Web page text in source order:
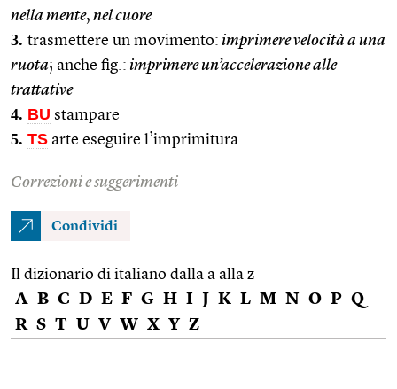
nella mente, nel cuore
3. trasmettere un movimento: imprimere velocità a una
ruota; anche fig.: imprimere un’accelerazione alle
trattative
4. BU stampare
5. TS arte eseguire l’imprimitura
Correzioni e suggerimenti
Condividi
Il dizionario di italiano dalla a alla z
A B C D E F G H I J K L M N O P Q
R S T U V W X Y Z